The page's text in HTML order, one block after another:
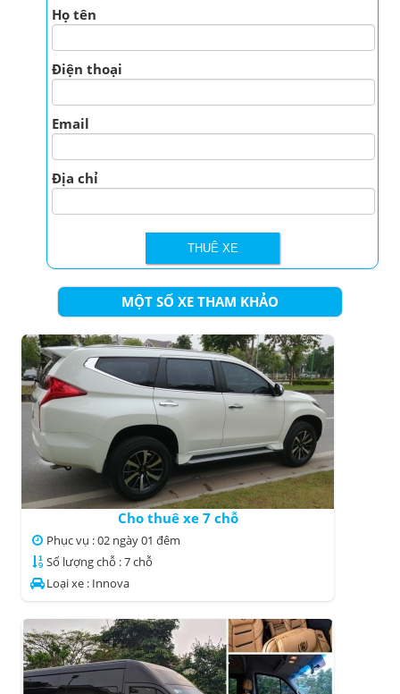
Họ tên
Điện thoại
Email
Địa chỉ
MỘT SỐ XE THAM KHẢO
Cho thuê xe 7 chỗ
Phục vụ : 02 ngày 01 đêm
Số lượng chỗ : 7 chỗ
Loại xe : Innova